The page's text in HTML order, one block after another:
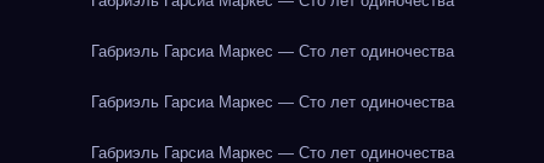
Габриэль Гарсиа Маркес — Сто лет одиночества
Габриэль Гарсиа Маркес — Сто лет одиночества
Габриэль Гарсиа Маркес — Сто лет одиночества